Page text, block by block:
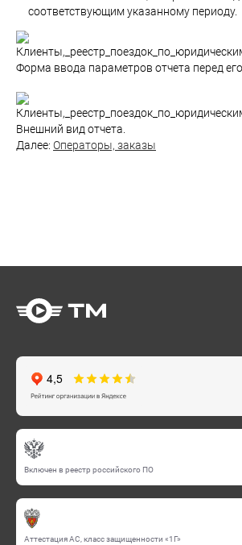
соответствующим указанному периоду.
Форма ввода параметров отчета перед
Внешний вид отчета.
Далее: Операторы, заказы
Включен в реестр российского ПО
Аттестация АС, класс защищенности «1Г»